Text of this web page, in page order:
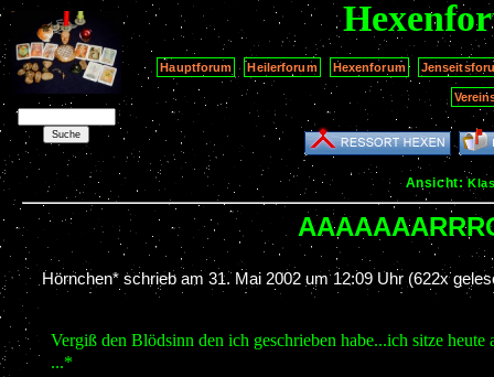
Hauptforum Heilerforum Hexenforum
Ansicht:
Hörnchen* schrieb am31. Mai 2002 um 12:09 Uhr(622x
Vergiß den Blödsinn den ich geschrieben habe...ich sitze
...*